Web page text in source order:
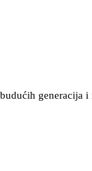
generacija